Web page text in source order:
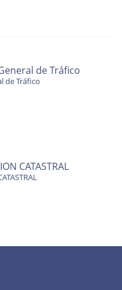
de Tráfico
de Tráfico
CATASTRAL